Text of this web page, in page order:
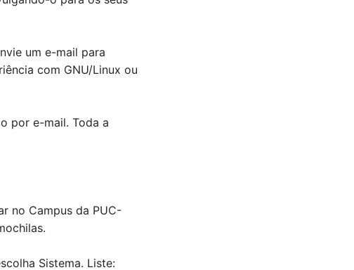
um e-mail para
com GNU/Linux ou
por e-mail. Toda a
no Campus da PUC-
Sistema. Liste: